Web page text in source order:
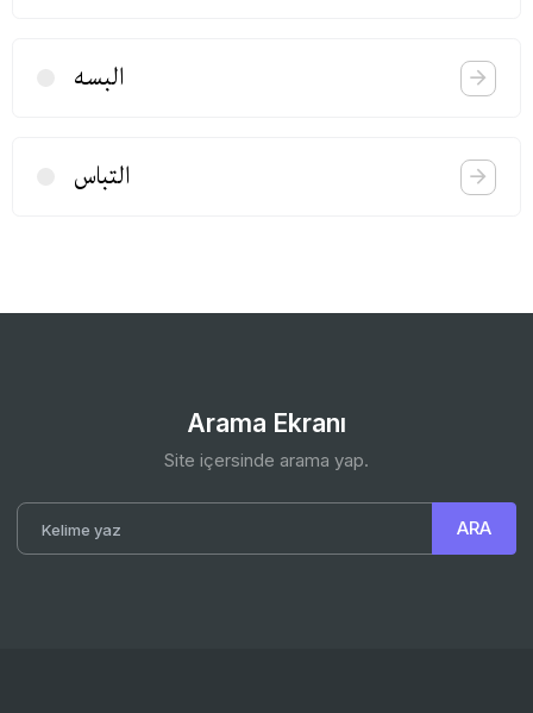
البسه
التباس
Arama Ekranı
Site içersinde arama yap.